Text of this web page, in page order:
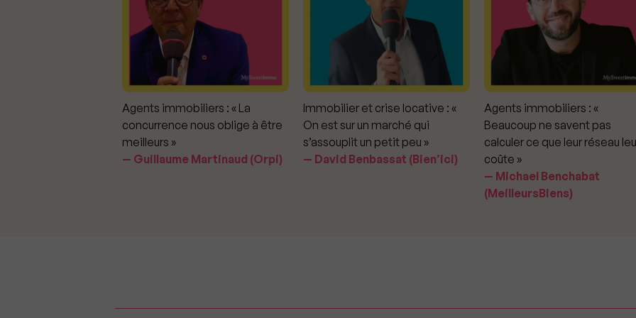
Agents immobiliers : « La
concurrence nous oblige à être
meilleurs »
Guillaume Martinaud (Orpi)
Immobilier et crise locative : «
On est sur un marché qui
s’assouplit un petit peu »
David Benbassat (Bien’ici)
Agents immobiliers : «
Beaucoup ne savent pas
calculer ce que leur réseau
coûte »
Michael Benchabat
(MeilleursBiens)